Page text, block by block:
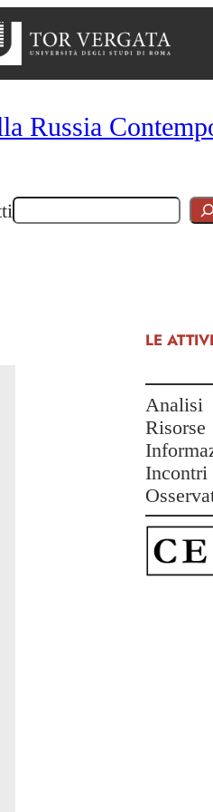
Russia
Cerca
LE
Analisi
Risorse
Incontri